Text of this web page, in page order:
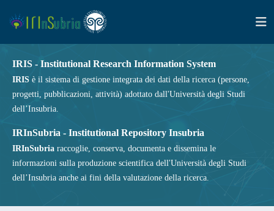
IRIS - Institutional Research Information System
IRIS è il sistema di gestione integrata dei dati della ricerca (persone,
progetti, pubblicazioni, attività) adottato dall'Università degli Studi
dell’Insubria.
IRInSubria - Institutional Repository Insubria
IRInSubria raccoglie, conserva, documenta e dissemina le
informazioni sulla produzione scientifica dell'Università degli Studi
dell’Insubria anche ai fini della valutazione della ricerca.